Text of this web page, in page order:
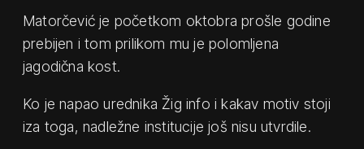
Matorčević je početkom oktobra prošle godine
prebijen i tom prilikom mu je polomljena
jagodična kost.
Ko je napao urednika Žig info i kakav motiv stoji
iza toga, nadležne institucije još nisu utvrdile.